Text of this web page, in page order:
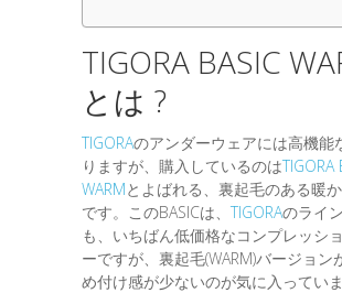
TIGORA BASIC
とは ?
TIGORAのアンダーウェアには高機能
りますが、購入しているのはTIGORA
WARMとよばれる、裏起毛のある暖
です。このBASICは、 TIGORAのライ
も、いちばん低価格なコンプレッシ
ーですが、裏起毛(WARM)バージョン
め付け感が少ないのが気に入っていま